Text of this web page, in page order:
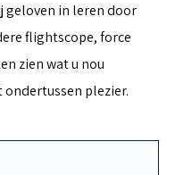
geloven in leren door
flightscope, force
zien wat u nou
plezier.